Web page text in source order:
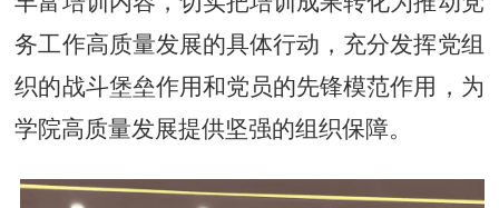
务工作高质量发展的具体行动，充分发挥党组
织的战斗堡垒作用和党员的先锋模范作用，为
学院高质量发展提供坚强的组织保障。